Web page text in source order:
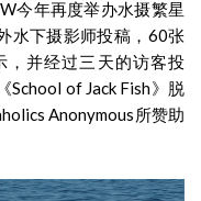
今年再度举办水摄繁星
水下摄影师投稿，60张
，并经过三天的访客投
School of Jack Fish》脱
Anonymous所赞助